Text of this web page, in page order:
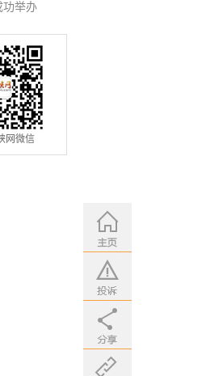
功举办
网微信